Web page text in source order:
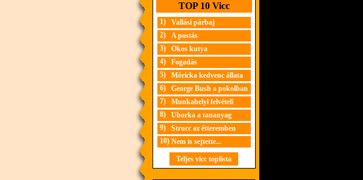
TOP 10 Vicc
1)
Vallási párbaj
2)
A postás
3)
Okos kutya
4)
Fogadás
5)
Móricka kedvenc állata
6)
George Bush a pokolban
7)
Munkahelyi felvételi
8)
Uborka a tananyag
9)
Strucc az étteremben
10) Nem is sejtette...
Teljes vicc toplista